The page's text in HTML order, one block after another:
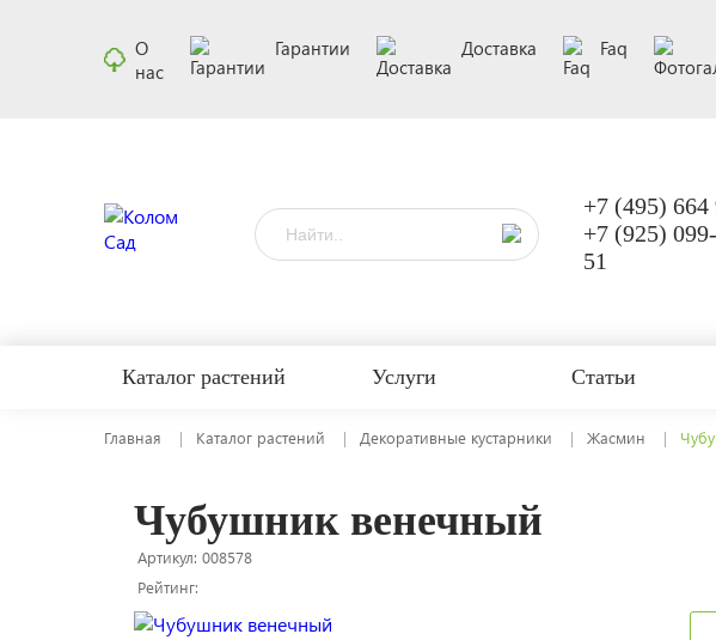
О
нас
Гарантии Доставка Faq
+7 (495) 664
+7 (925)
51
Каталог растений Услуги Статьи
Главная Каталог растений Декоративные кустарники Жасмин
Чубушник венечный
Артикул: 008578
Рейтинг: